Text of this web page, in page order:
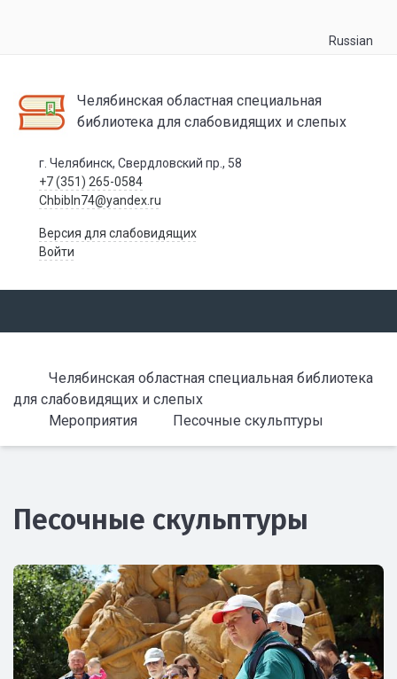
Russian
Челябинская областная специальная
библиотека для слабовидящих и слепых
г. Челябинск, Свердловский пр., 58
+7 (351) 265-0584
Chbibln74@yandex.ru
Версия для слабовидящих
Войти
Челябинская областная специальная библиотека
для слабовидящих и слепых
Мероприятия
Песочные скульптуры
Песочные скульптуры